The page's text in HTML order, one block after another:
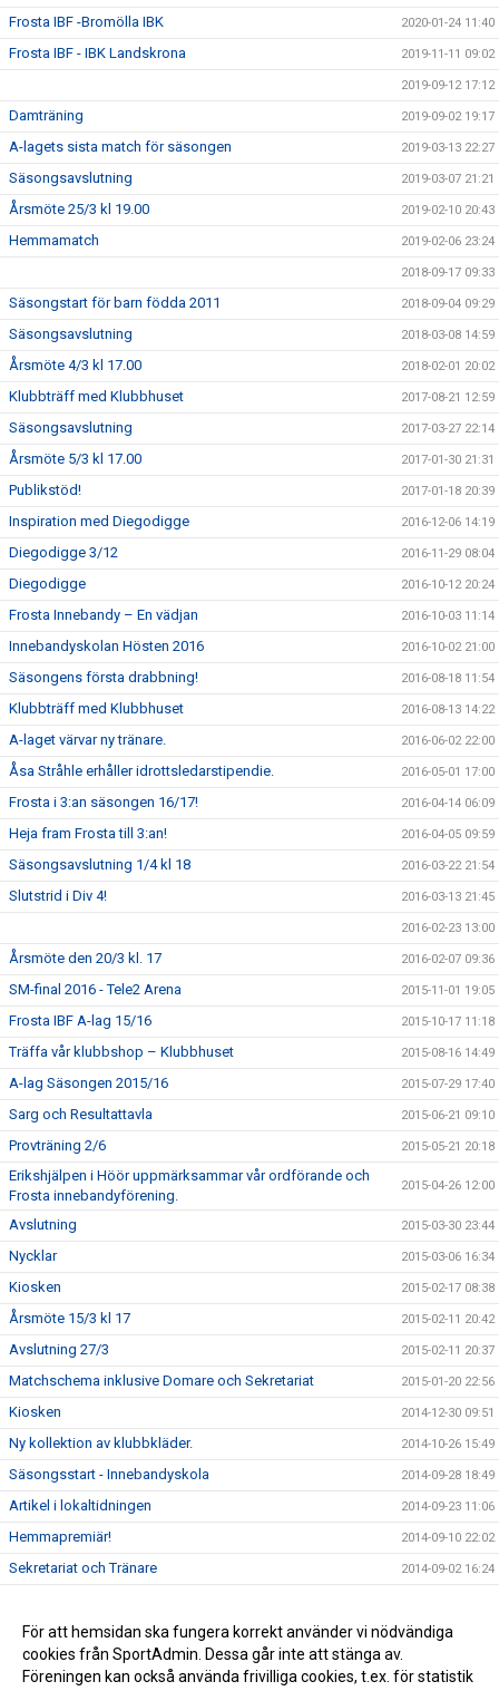
Frosta IBF -Bromölla IBK 2020-01-24 11:40
Frosta IBF - IBK Landskrona 2019-11-11 09:02
2019-09-12 17:12
Damträning 2019-09-02 19:17
A-lagets sista match för säsongen 2019-03-13 22:27
Säsongsavslutning 2019-03-07 21:21
Årsmöte 25/3 kl 19.00 2019-02-10 20:43
Hemmamatch 2019-02-06 23:24
2018-09-17 09:33
Säsongstart för barn födda 2011 2018-09-04 09:29
Säsongsavslutning 2018-03-08 14:59
Årsmöte 4/3 kl 17.00 2018-02-01 20:02
Klubbträff med Klubbhuset 2017-08-21 12:59
Säsongsavslutning 2017-03-27 22:14
Årsmöte 5/3 kl 17.00 2017-01-30 21:31
Publikstöd! 2017-01-18 20:39
Inspiration med Diegodigge 2016-12-06 14:19
Diegodigge 3/12 2016-11-29 08:04
Diegodigge 2016-10-12 20:24
Frosta Innebandy – En vädjan 2016-10-03 11:14
Innebandyskolan Hösten 2016 2016-10-02 21:00
Säsongens första drabbning! 2016-08-18 11:54
Klubbträff med Klubbhuset 2016-08-13 14:22
A-laget värvar ny tränare. 2016-06-02 22:00
Åsa Stråhle erhåller idrottsledarstipendie. 2016-05-01 17:00
Frosta i 3:an säsongen 16/17! 2016-04-14 06:09
Heja fram Frosta till 3:an! 2016-04-05 09:59
Säsongsavslutning 1/4 kl 18 2016-03-22 21:54
Slutstrid i Div 4! 2016-03-13 21:45
2016-02-23 13:00
Årsmöte den 20/3 kl. 17 2016-02-07 09:36
SM-final 2016 - Tele2 Arena 2015-11-01 19:05
Frosta IBF A-lag 15/16 2015-10-17 11:18
Träffa vår klubbshop – Klubbhuset 2015-08-16 14:49
A-lag Säsongen 2015/16 2015-07-29 17:40
Sarg och Resultattavla 2015-06-21 09:10
Provträning 2/6 2015-05-21 20:18
Erikshjälpen i Höör uppmärksammar vår ordförande och
Frosta innebandyförening.
2015-04-26 12:00
Avslutning 2015-03-30 23:44
Nycklar 2015-03-06 16:34
Kiosken 2015-02-17 08:38
Årsmöte 15/3 kl 17 2015-02-11 20:42
Avslutning 27/3 2015-02-11 20:37
Matchschema inklusive Domare och Sekretariat 2015-01-20 22:56
Kiosken 2014-12-30 09:51
Ny kollektion av klubbkläder. 2014-10-26 15:49
Säsongsstart - Innebandyskola 2014-09-28 18:49
Artikel i lokaltidningen 2014-09-23 11:06
Hemmapremiär! 2014-09-10 22:02
Sekretariat och Tränare 2014-09-02 16:24
A-lag på gång igen. 2014-05-23 12:00
Tack för säsongen 2013/14. 2014-04-06 12:00
För att hemsidan ska fungera korrekt använder vi nödvändiga
cookies från SportAdmin. Dessa går inte att stänga av.
Föreningen kan också använda frivilliga cookies, t.ex. för statistik